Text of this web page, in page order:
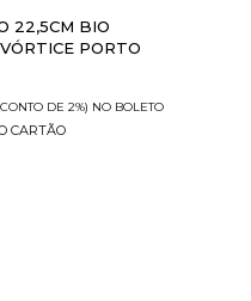
22,5CM BIO
PORTO
DE 2%) NO BOLETO